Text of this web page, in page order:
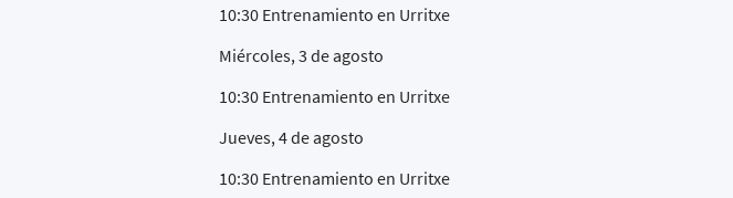
10:30 Entrenamiento en Urritxe
Miércoles, 3 de agosto
10:30 Entrenamiento en Urritxe
Jueves, 4 de agosto
10:30 Entrenamiento en Urritxe